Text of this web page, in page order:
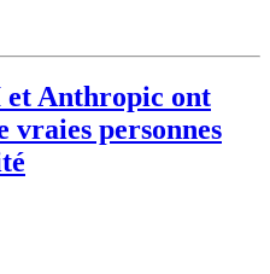
et Anthropic ont
vraies personnes